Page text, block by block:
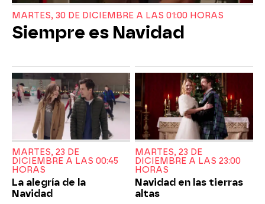
MARTES, 30 DE DICIEMBRE A LAS 01:00 HORAS
Siempre es Navidad
MARTES, 23 DE
DICIEMBRE A LAS 00:45
HORAS
La alegría de la
Navidad
MARTES, 23 DE
DICIEMBRE A LAS 23:00
HORAS
Navidad en las tierras
altas